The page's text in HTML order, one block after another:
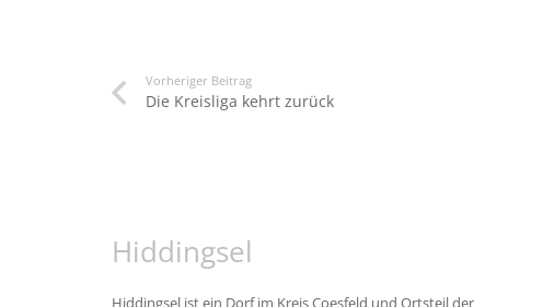
Vorheriger Beitrag
Die Kreisliga kehrt zurück
Hiddingsel
Hiddingsel ist ein Dorf im Kreis Coesfeld und Ortsteil der